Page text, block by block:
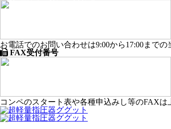
お電話でのお問い合わせは9:00から17:00まで
FAX受付番号
コンペのスタート表や各種申込みし等のFAXは